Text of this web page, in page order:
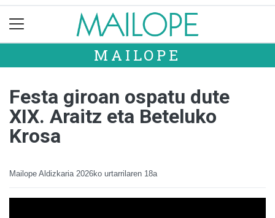
MAILOPE
Festa giroan ospatu dute
XIX. Araitz eta Beteluko
Krosa
Mailope Aldizkaria 2026ko urtarrilaren 18a